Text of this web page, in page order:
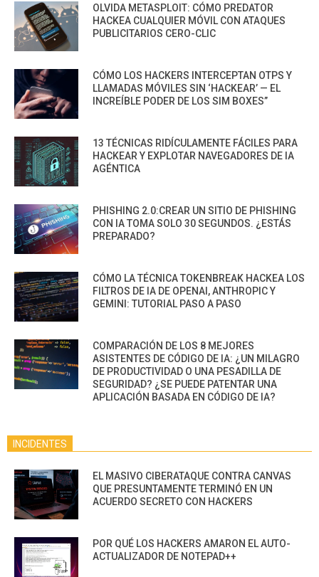
OLVIDA METASPLOIT: CÓMO PREDATOR
HACKEA CUALQUIER MÓVIL CON ATAQUES
PUBLICITARIOS CERO-CLIC
CÓMO LOS HACKERS INTERCEPTAN OTPS Y
LLAMADAS MÓVILES SIN ‘HACKEAR’ — EL
INCREÍBLE PODER DE LOS SIM BOXES”
13 TÉCNICAS RIDÍCULAMENTE FÁCILES PARA
HACKEAR Y EXPLOTAR NAVEGADORES DE IA
AGÉNTICA
PHISHING 2.0:CREAR UN SITIO DE PHISHING
CON IA TOMA SOLO 30 SEGUNDOS. ¿ESTÁS
PREPARADO?
CÓMO LA TÉCNICA TOKENBREAK HACKEA LOS
FILTROS DE IA DE OPENAI, ANTHROPIC Y
GEMINI: TUTORIAL PASO A PASO
COMPARACIÓN DE LOS 8 MEJORES
ASISTENTES DE CÓDIGO DE IA: ¿UN MILAGRO
DE PRODUCTIVIDAD O UNA PESADILLA DE
SEGURIDAD? ¿SE PUEDE PATENTAR UNA
APLICACIÓN BASADA EN CÓDIGO DE IA?
INCIDENTES
EL MASIVO CIBERATAQUE CONTRA CANVAS
QUE PRESUNTAMENTE TERMINÓ EN UN
ACUERDO SECRETO CON HACKERS
POR QUÉ LOS HACKERS AMARON EL AUTO-
ACTUALIZADOR DE NOTEPAD++